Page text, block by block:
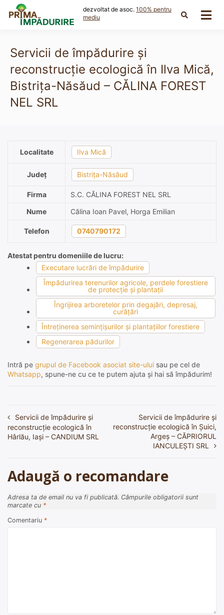
content
dezvoltat de asoc. 100% pentru
mediu
Servicii de împădurire și
reconstrucție ecologică în Ilva Mică,
Bistrița-Năsăud – CĂLINA FOREST
NEL SRL
Localitate Ilva Mică
Județ Bistrița-Năsăud
Firma
S.C. CĂLINA FOREST NEL SRL
Nume
Călina Ioan Pavel, Horga Emilian
Telefon 0740790172
Atestat pentru domeniile de lucru:
Executare lucrări de împădurire
Împădurirea terenurilor agricole, perdele forestiere
de protecţie şi plantaţii
Îngrijirea arboretelor prin degajări, depresaj,
curăţări
Întreţinerea seminţişurilor şi plantaţiilor forestiere
Regenerarea pădurilor
Intră pe grupul de Facebook asociat site-ului sau pe cel de
Whatsapp, spune-ne cu ce te putem ajuta și hai să împădurim!
Navigare
în
Servicii de împădurire și
reconstrucție ecologică în
Hârlău, Iași – CANDIUM SRL
Servicii de împădurire și
reconstrucție ecologică în Șuici,
Argeș – CĂPRIORUL
IANCULEȘTI SRL
Adaugă o recomandare
Adresa ta de email nu va fi publicată. Câmpurile obligatorii sunt
marcate cu *
Comentariu *